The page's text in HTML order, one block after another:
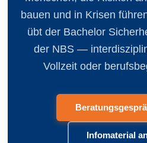
bauen und in Krisen
übt der Bachelor
der NBS —
Vollzeit oder
Infomaterial